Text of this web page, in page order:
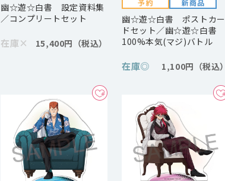
幽☆遊☆白書 設定資料集
／コンプリートセット
在庫× 15,400円
幽☆遊☆白書 ポストカー
ドセット／幽☆遊☆白書
100%本気(マジ)バトル
在庫◎ 1,100円